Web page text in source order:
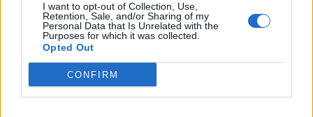
I want to opt-out of Collection, Use,
Retention, Sale, and/or Sharing of my
Personal Data that Is Unrelated with the
Purposes for which it was collected.
Opted Out
CONFIRM